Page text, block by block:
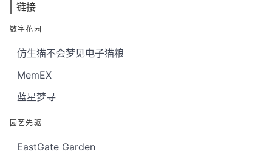
链接
数字花园
仿生猫不会梦见电子猫粮
MemEX
蓝星梦寻
园艺先驱
EastGate Garden